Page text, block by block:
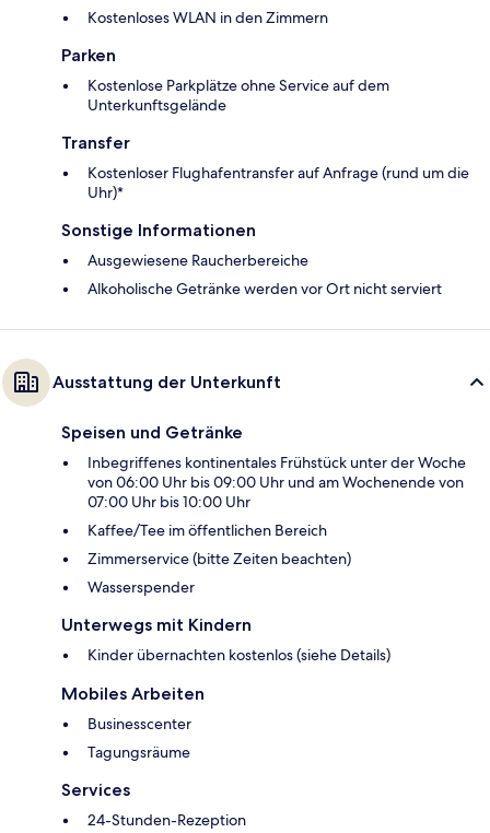
Kostenloses WLAN in den Zimmern
Parken
Kostenlose Parkplätze ohne Service auf dem
Unterkunftsgelände
Transfer
Kostenloser Flughafentransfer auf Anfrage (rund um die
Uhr)*
Sonstige Informationen
Ausgewiesene Raucherbereiche
Alkoholische Getränke werden vor Ort nicht serviert
Ausstattung der Unterkunft
Speisen und Getränke
Inbegriffenes kontinentales Frühstück unter der Woche
von 06:00 Uhr bis 09:00 Uhr und am Wochenende von
07:00 Uhr bis 10:00 Uhr
Kaffee/Tee im öffentlichen Bereich
Zimmerservice (bitte Zeiten beachten)
Wasserspender
Unterwegs mit Kindern
Kinder übernachten kostenlos (siehe Details)
Mobiles Arbeiten
Businesscenter
Tagungsräume
Services
24-Stunden-Rezeption